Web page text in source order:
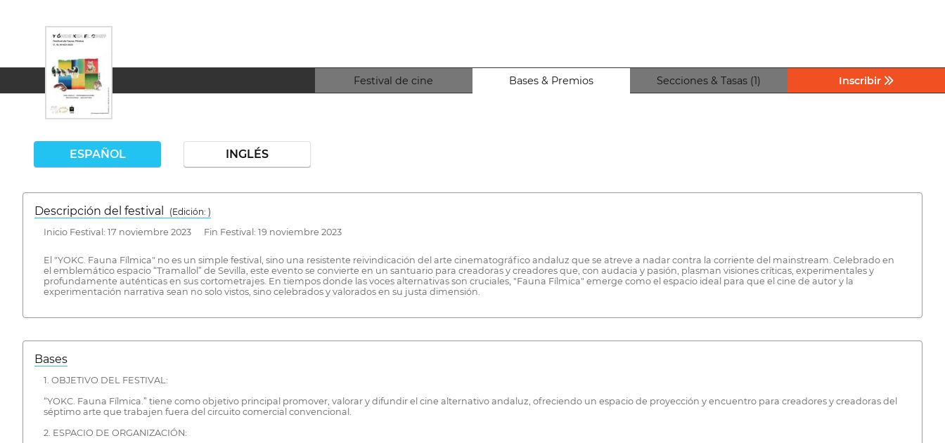
Festival de cine Bases & Premios Secciones & Tasas (1) Inscribir
ESPAÑOL INGLÉS
Descripción del festival
( Edición: )
Inicio Festival: 17 noviembre 2023 Fin Festival: 19 noviembre 2023
El "YOKC. Fauna Fílmica" no es un simple festival, sino una resistente reivindicación del arte cinematográfico andaluz que se atreve a nadar contra la corriente del mainstream. Celebrado en
el emblemático espacio “Tramallol” de Sevilla, este evento se convierte en un santuario para creadoras y creadores que, con audacia y pasión, plasman visiones críticas, experimentales y
profundamente auténticas en sus cortometrajes. En tiempos donde las voces alternativas son cruciales, "Fauna Fílmica" emerge como el espacio ideal para que el cine de autor y la
experimentación narrativa sean no solo vistos, sino celebrados y valorados en su justa dimensión.
Bases
1. OBJETIVO DEL FESTIVAL:
“YOKC. Fauna Fílmica.” tiene como objetivo principal promover, valorar y difundir el cine alternativo andaluz, ofreciendo un espacio de proyección y encuentro para creadores y creadoras del
séptimo arte que trabajen fuera del circuito comercial convencional.
2. ESPACIO DE ORGANIZACIÓN: